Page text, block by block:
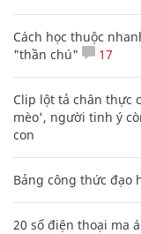
Cách học thuộc
"thần chú"
17
Clip lột tả chân thực
mèo', người tinh ý
con
Bảng công thức đạo
20 số điện thoại ma